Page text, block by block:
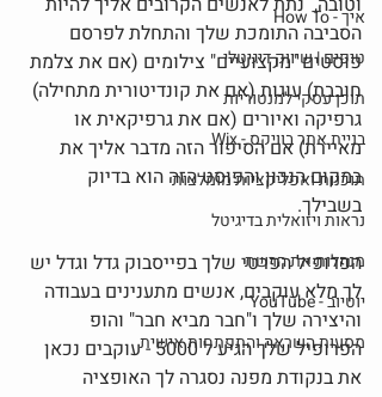
איך - How To
טיפים | שיווק דיגיטלי
תוכן עסקי למנטוריות
בניית אתר בוויקס - Wix
תוכנות ואפליקציות מומלצות
נראות ויזואלית בדיגיטל
מנהלות את הרשת
יוטיוב - YouTube
מסעות השראה והתפתחות אישית
הסביבה התומכת שלך והתחלת לפרסם
פוסטים "מקצועיים" צילומים (אם את צלמת
חובבת) עוגות (אם את קונדיטורית מתחילה)
גרפיקה ואיורים (אם את גרפיקאית או
מאיירת) אם הסיפור הזה מדבר אליך את
במקום הנכון והפוסט הזה הוא בדיוק
בשבילך.
הפרופיל הפרטי שלך בפייסבוק גדל וגדל יש
לך מלא עוקבים, אנשים מתענינים בעבודה
והיצירה שלך ו"חבר מביא חבר" והופ
הפרופיל שלך הגיע ל 5000 - עוקבים נכאן
את בנקודת מפנה נסגרה לך האופציה